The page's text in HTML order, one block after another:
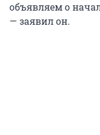
объявляем о
— заявил он.